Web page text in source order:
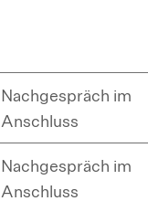
Nachgespräch im
Anschluss
Nachgespräch im
Anschluss